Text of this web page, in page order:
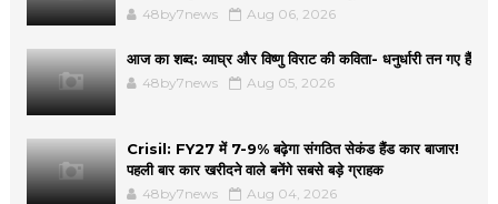
48by7news Aug 06, 2026
आज का शब्द: व्याघ्र और विष्णु विराट की कविता- धनुर्धारी तन गए हैं
48by7news Aug 05, 2026
Crisil: FY27 में 7-9% बढ़ेगा संगठित सेकंड हैंड कार बाजार!
पहली बार कार खरीदने वाले बनेंगे सबसे बड़े ग्राहक
48by7news Aug 04, 2026